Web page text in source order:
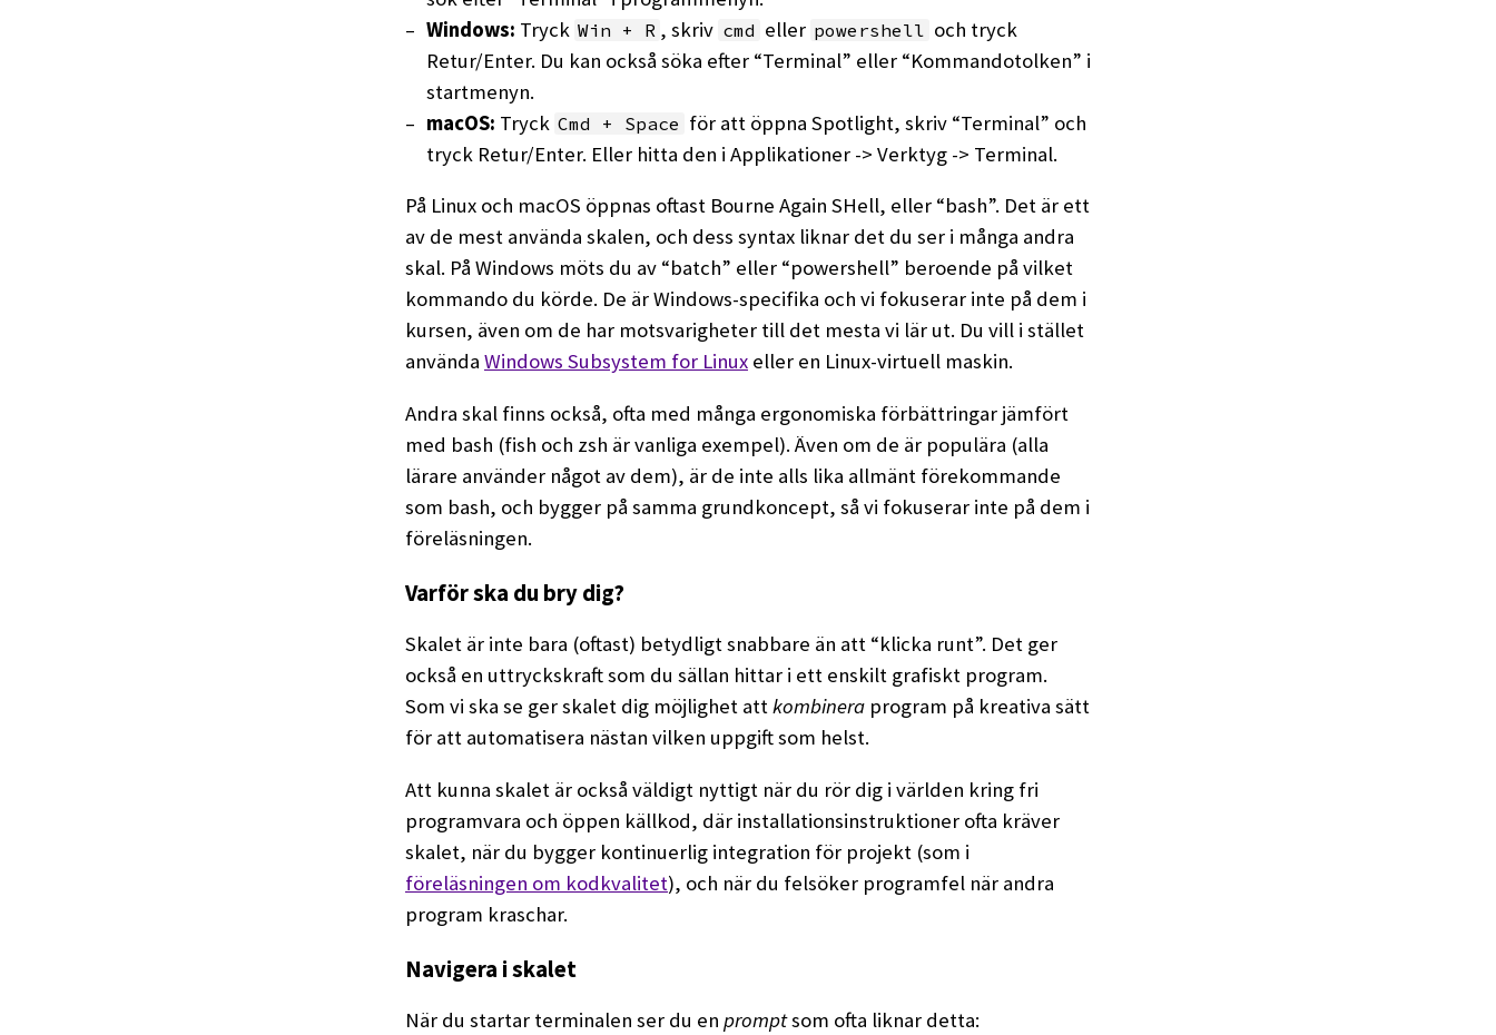
Windows: Tryck Win + R , skriv cmd eller powershell och tryck
Retur/Enter. Du kan också söka efter “Terminal” eller “Kommandotolken” i
startmenyn.
macOS: Tryck Cmd + Space för att öppna Spotlight, skriv “Terminal” och
tryck Retur/Enter. Eller hitta den i Applikationer -> Verktyg -> Terminal.
På Linux och macOS öppnas oftast Bourne Again SHell, eller “bash”. Det är ett
av de mest använda skalen, och dess syntax liknar det du ser i många andra
skal. På Windows möts du av “batch” eller “powershell” beroende på vilket
kommando du körde. De är Windows-specifika och vi fokuserar inte på dem i
kursen, även om de har motsvarigheter till det mesta vi lär ut. Du vill i stället
använda Windows Subsystem for Linuxeller en Linux-virtuell maskin.
Andra skal finns också, ofta med många ergonomiska förbättringar jämfört
med bash (fish och zsh är vanliga exempel). Även om de är populära (alla
lärare använder något av dem), är de inte alls lika allmänt förekommande
som bash, och bygger på samma grundkoncept, så vi fokuserar inte på dem i
föreläsningen.
Varför ska du bry dig?
Skalet är inte bara (oftast) betydligt snabbare än att “klicka runt”. Det ger
också en uttryckskraft som du sällan hittar i ett enskilt grafiskt program.
Som vi ska se ger skalet dig möjlighet attkombineraprogram på kreativa sätt
för att automatisera nästan vilken uppgift som helst.
Att kunna skalet är också väldigt nyttigt när du rör dig i världen kring fri
programvara och öppen källkod, där installationsinstruktioner ofta kräver
skalet, när du bygger kontinuerlig integration för projekt (som i
föreläsningen om kodkvalitet), och när du felsöker programfel när andra
program kraschar.
Navigera i skalet
När du startar terminalen ser du en promptsom ofta liknar detta: